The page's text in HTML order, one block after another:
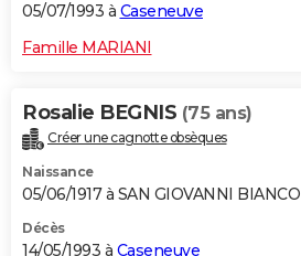
05/07/1993 à Caseneuve
Famille MARIANI
Rosalie BEGNIS (75 ans)
Créer une cagnotte obsèques
Naissance
05/06/1917 à SAN GIOVANNI BIANCO
Décès
14/05/1993 à Caseneuve